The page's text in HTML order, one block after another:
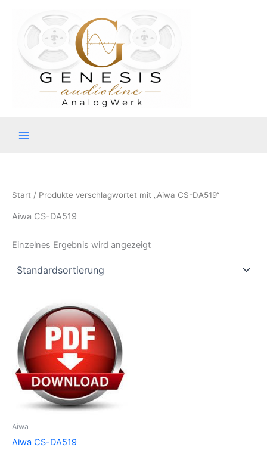
springen
Start / Produkte verschlagwortet mit „Aiwa CS-DA519“
Aiwa CS-DA519
Einzelnes Ergebnis wird angezeigt
Aiwa
Aiwa CS-DA519